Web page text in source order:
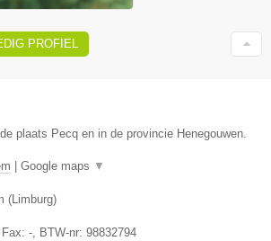
PROFIEL
plaats Pecq en in de provincie Henegouwen.
Google maps ▼
(Limburg)
-, BTW-nr: 98832794